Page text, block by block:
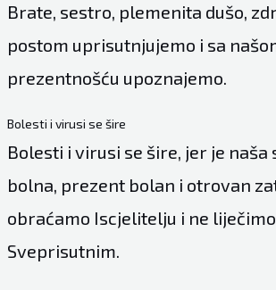
Brate, sestro, plemenita dušo,
postom uprisutnjujemo i sa
prezentnošću upoznajemo.
Bolesti i virusi se šire
Bolesti i virusi se šire, jer je naša
bolna, prezent bolan i otrovan
obraćamo Iscjelitelju i ne
Sveprisutnim.